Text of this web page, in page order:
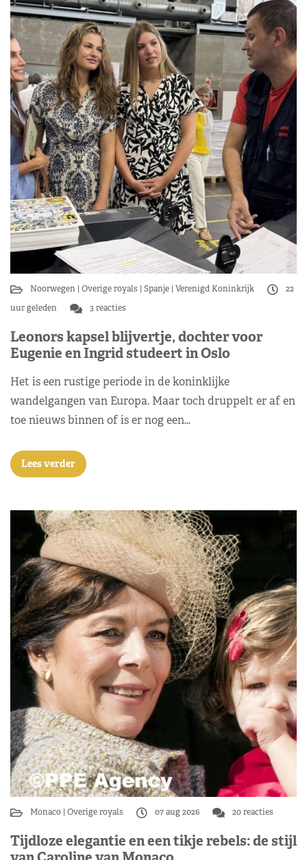
Noorwegen Overige royals Spanje Verenigd Koninkrijk
22
uur geleden
3 reacties
Leonors kapsel blijvertje, dochter voor
Eugenie en Ingrid studeert in Oslo
Het is een rustige periode in de koninklijke
wandelgangen van Europa. Maar toch druppelt er af en
toe nieuws binnen of is er nog een…
Lees verder
Monaco Overige royals 07 aug 2026 20 reacties
Tijdloze elegantie en een tikje rebels: de stijl